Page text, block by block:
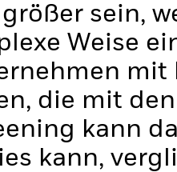
sein,
Weise
die mit
kann
kann,